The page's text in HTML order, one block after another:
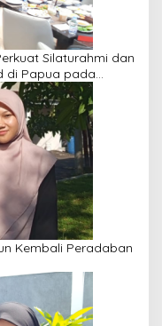
Silaturahmi dan
di Papua pada
Cita
Kembali Peradaban